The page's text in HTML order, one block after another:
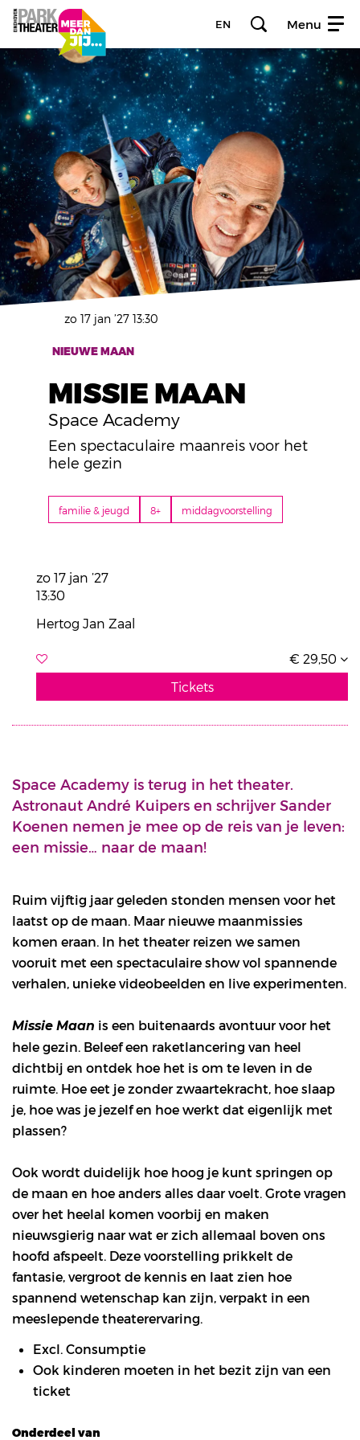
EN Menu
MISSIE MAAN
Space Academy
NIEUWE MAAN
zo 17 jan ’27 13:30
Een spectaculaire maanreis voor het
hele gezin
familie & jeugd 8+ middagvoorstelling
zo 17 jan ’27
13:30
Hertog Jan Zaal
€ 29,50
Tickets
Space Academy is terug in het theater.
Astronaut André Kuipers en schrijver Sander
Koenen nemen je mee op de reis van je leven:
een missie… naar de maan!
Ruim vijftig jaar geleden stonden mensen voor het
laatst op de maan. Maar nieuwe maanmissies
komen eraan. In het theater reizen we samen
vooruit met een spectaculaire show vol spannende
verhalen, unieke videobeelden en live experimenten.
Missie Maan is een buitenaards avontuur voor het
hele gezin. Beleef een raketlancering van heel
dichtbij en ontdek hoe het is om te leven in de
ruimte. Hoe eet je zonder zwaartekracht, hoe slaap
je, hoe was je jezelf en hoe werkt dat eigenlijk met
plassen?
Ook wordt duidelijk hoe hoog je kunt springen op
de maan en hoe anders alles daar voelt. Grote vragen
over het heelal komen voorbij en maken
nieuwsgierig naar wat er zich allemaal boven ons
hoofd afspeelt. Deze voorstelling prikkelt de
fantasie, vergroot de kennis en laat zien hoe
spannend wetenschap kan zijn, verpakt in een
meeslepende theaterervaring.
Excl. Consumptie
Ook kinderen moeten in het bezit zijn van een
ticket
Onderdeel van